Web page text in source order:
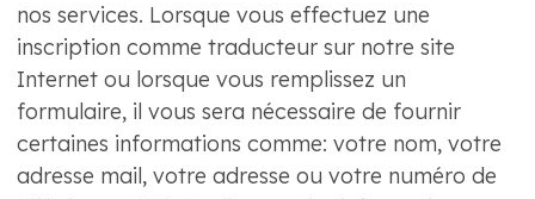
nos services. Lorsque vous effectuez une
inscription comme traducteur sur notre site
Internet ou lorsque vous remplissez un
formulaire, il vous sera nécessaire de fournir
certaines informations comme: votre nom, votre
adresse mail, votre adresse ou votre numéro de